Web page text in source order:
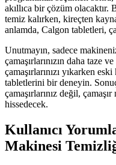
akıllıca bir çözüm
temiz kalırken, kireçten
anlamda, Calgon tabletleri,
Unutmayın, sadece
çamaşırlarınızın daha taze
çamaşırlarınızı yıkarken
tabletlerini bir deneyin.
çamaşırlarınız değil,
hissedecek.
Kullanıcı
Makinesi